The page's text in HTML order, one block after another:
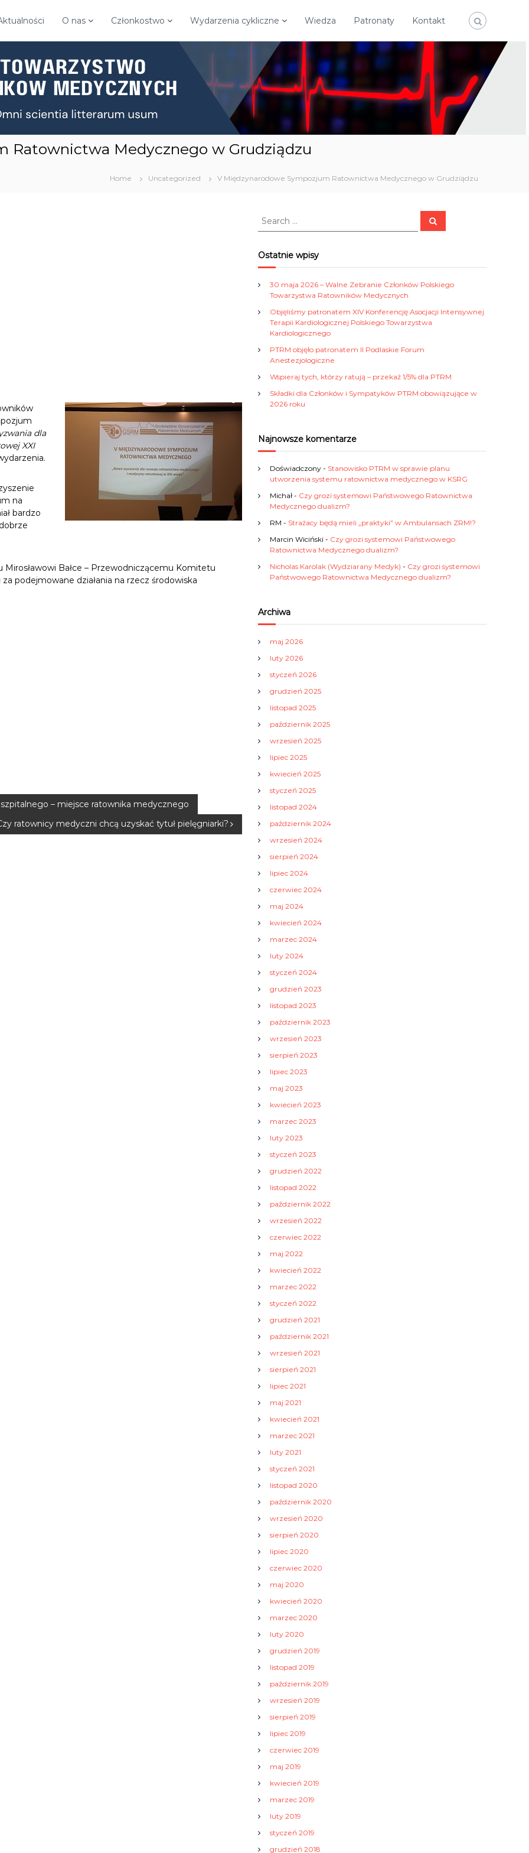
O nas Członkostwo Wydarzenia cykliczne Wiedza Patronaty Kontakt
Ratownictwa Medycznego w Grudziądzu
Home Uncategorized V Międzynarodowe Sympozjum Ratownictwa Medycznego w Grudziądzu
dla
XXI
na
bardzo
Bałce – Przewodniczącemu Komitetu
podejmowane działania na rzecz środowiska
– miejsce ratownika medycznego
ratownicy medyczni chcą uzyskać tytuł pielęgniarki?
S
r
c
f
r
S
e
Ostatnie wpisy
30 maja 2026 – Walne Zebranie Członków Polskiego
Towarzystwa Ratowników Medycznych
Objęliśmy patronatem XIV Konferencję Asocjacji Intensywnej
Terapii Kardiologicznej Polskiego Towarzystwa
Kardiologicznego
PTRM objęło patronatem II Podlaskie Forum
Anestezjologiczne
Wspieraj tych, którzy ratują – przekaż 1/5% dla PTRM
Składki dla Członków i Sympatyków PTRM obowiązujące w
2026 roku
Najnowsze komentarze
Doświadczony - Stanowisko PTRM w sprawie planu
utworzenia systemu ratownictwa medycznego w KSRG
Michał - Czy grozi systemowi Państwowego Ratownictwa
Medycznego dualizm?
RM - Strażacy będą mieli „praktyki” w Ambulansach ZRM!?
Marcin Wiciński - Czy grozi systemowi Państwowego
Ratownictwa Medycznego dualizm?
Nicholas Karolak (Wydziarany Medyk) - Czy grozi systemowi
Państwowego Ratownictwa Medycznego dualizm?
Archiwa
maj 2026
luty 2026
styczeń 2026
grudzień 2025
listopad 2025
październik 2025
wrzesień 2025
lipiec 2025
kwiecień 2025
styczeń 2025
listopad 2024
październik 2024
wrzesień 2024
sierpień 2024
lipiec 2024
czerwiec 2024
maj 2024
kwiecień 2024
marzec 2024
luty 2024
styczeń 2024
grudzień 2023
listopad 2023
październik 2023
wrzesień 2023
sierpień 2023
lipiec 2023
maj 2023
kwiecień 2023
marzec 2023
luty 2023
styczeń 2023
grudzień 2022
listopad 2022
październik 2022
wrzesień 2022
czerwiec 2022
maj 2022
kwiecień 2022
marzec 2022
styczeń 2022
grudzień 2021
październik 2021
wrzesień 2021
sierpień 2021
lipiec 2021
maj 2021
kwiecień 2021
marzec 2021
luty 2021
styczeń 2021
listopad 2020
październik 2020
wrzesień 2020
sierpień 2020
lipiec 2020
czerwiec 2020
maj 2020
kwiecień 2020
marzec 2020
luty 2020
grudzień 2019
listopad 2019
październik 2019
wrzesień 2019
sierpień 2019
lipiec 2019
czerwiec 2019
maj 2019
kwiecień 2019
marzec 2019
luty 2019
styczeń 2019
grudzień 2018